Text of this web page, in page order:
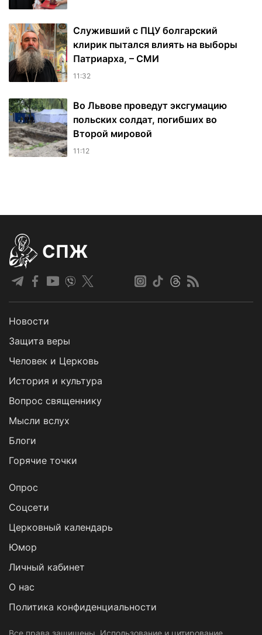
Служивший с ПЦУ болгарский
клирик пытался влиять на выборы
Патриарха, – СМИ
11:32
Во Львове проведут эксгумацию
польских солдат, погибших во
Второй мировой
11:12
СПЖ
Новости
Защита веры
Человек и Церковь
История и культура
Вопрос священнику
Мысли вслух
Блоги
Горячие точки
Опрос
Cоцсети
Церковный календарь
Юмор
Личный кабинет
О нас
Политика конфиденциальности